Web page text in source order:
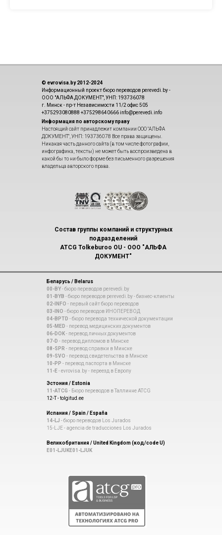
© evrovisa.by 2012-2024
Информационный проект бюро переводов perevedi.by -
ООО "АЛЬФА ДОКУМЕНТ", УНП: 193736078
г. Минск - пр-т Независимости 11/2 офис 505
+375293080888 +375298640666 info@perevedi.info
Информация по авторскому праву
Настоящий сайт принадлежит компании ООО "АЛЬФА
ДОКУМЕНТ", УНП: 193736078 Все права защищены.
Никакая часть данного сайта (в том числе фотографии,
инфографика, тексты) не может быть воспроизведена в
какой бы то ни было форме без письменного разрешения
владельца авторского права.
Состав группы компаний и структурных
подразделений
ATCG Tolkeburoo OU - ООО "АЛЬФА
ДОКУМЕНТ"
Беларусь / Belarus
00-BY- бюро переводов perevedi.by
01-BYB - бюро переводов perevedi.by - бизнес-клиенты
02-INFO - первый сайт бюро переводов
03-INO - бюро переводов ИНОПЕРЕВОД
04-BPTD - бюро перевода технической документации
05-MED - перевод медицинских документов
06-DOK- перевод личных документов
07-D - перевод дипломов в Минске
08-SPR - перевод справки в Минске
09-SVO - перевод свидетельства в Минске
10-PP - перевод паспорта в Минске
11-E- evrovisa.by - переезд в Европу
Эстония / Estonia
11-ATCG - Бюро переводов в Таллинне ATCG
12-T - tolgitud.ee
Испания / Spain / España
14-LJ - бюро переводов Los Jurados
15-LJE - agencia de traducciones Los Jurados
Великобритания / United Kingdom (код/code U)
E01-LJUKE01-LJUK